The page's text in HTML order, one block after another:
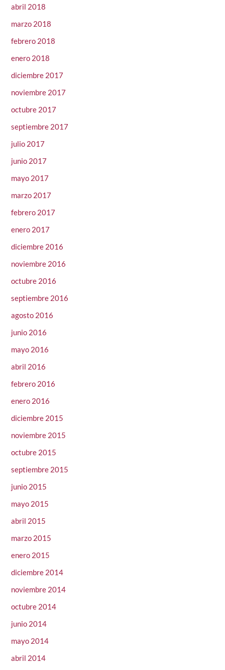
abril 2018
marzo 2018
febrero 2018
enero 2018
diciembre 2017
noviembre 2017
octubre 2017
septiembre 2017
julio 2017
junio 2017
mayo 2017
marzo 2017
febrero 2017
enero 2017
diciembre 2016
noviembre 2016
octubre 2016
septiembre 2016
agosto 2016
junio 2016
mayo 2016
abril 2016
febrero 2016
enero 2016
diciembre 2015
noviembre 2015
octubre 2015
septiembre 2015
junio 2015
mayo 2015
abril 2015
marzo 2015
enero 2015
diciembre 2014
noviembre 2014
octubre 2014
junio 2014
mayo 2014
abril 2014